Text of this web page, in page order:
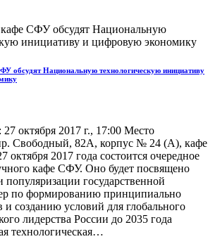
обсудят Национальную технологическую инициативу
27 октября 2017 г., 17:00 Место
Свободный, 82А, корпус № 24 (А), кафе
октября 2017 года состоится очередное
кафе СФУ. Оно будет посвящено
государственной
по формированию принципиально
созданию условий для глобального
лидерства России до 2035 года
технологическая…